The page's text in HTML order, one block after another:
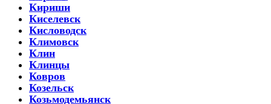
Кириши
Киселевск
Кисловодск
Климовск
Клин
Клинцы
Ковров
Козельск
Козьмодемьянск